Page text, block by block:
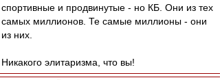
спортивные и продвинутые - но КБ. Они из тех
самых миллионов. Те самые миллионы - они
из них.
Никакого элитаризма, что вы!